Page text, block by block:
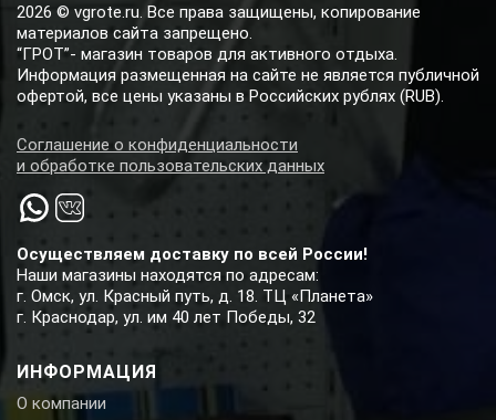
Осуществляем доставку по всей России!
Наши магазины находятся по адресам:
г. Омск, ул. Красный путь, д. 18. ТЦ «Планета»
г. Краснодар, ул. им 40 лет Победы, 32
ИНФОРМАЦИЯ
О компании
2026 © vgrote.ru. Все права защищены, копирование
материалов сайта запрещено.
“ГРОТ”- магазин товаров для активного отдыха.
Информация размещенная на сайте не является публичной
офертой, все цены указаны в Российских рублях (RUB).
Соглашение о конфиденциальности
и обработке пользовательских данных